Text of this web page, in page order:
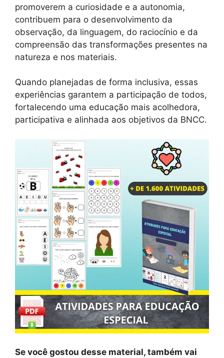
promoverem a curiosidade e a autonomia,
contribuem para o desenvolvimento da
observação, da linguagem, do raciocínio e da
compreensão das transformações presentes na
natureza e nos materiais.
Quando planejadas de forma inclusiva, essas
experiências garantem a participação de todos,
fortalecendo uma educação mais acolhedora,
participativa e alinhada aos objetivos da BNCC.
Se você gostou desse material, também vai